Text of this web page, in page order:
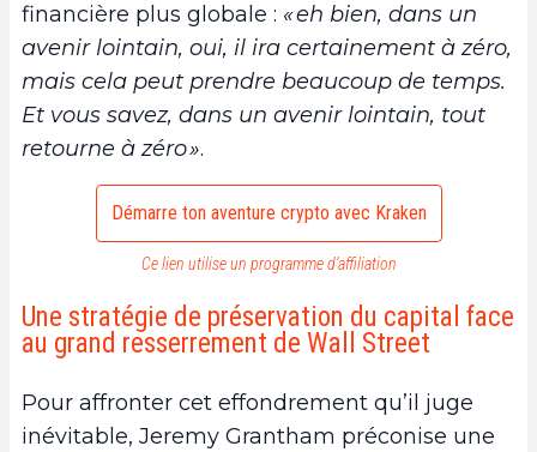
financière plus globale : « eh bien, dans un
avenir lointain, oui, il ira certainement à zéro,
mais cela peut prendre beaucoup de temps.
Et vous savez, dans un avenir lointain, tout
retourne à zéro ».
Démarre ton aventure crypto avec Kraken
Ce lien utilise un programme d’affiliation
Une stratégie de préservation du capital face
au grand resserrement de Wall Street
Pour affronter cet effondrement qu’il juge
inévitable, Jeremy Grantham préconise une